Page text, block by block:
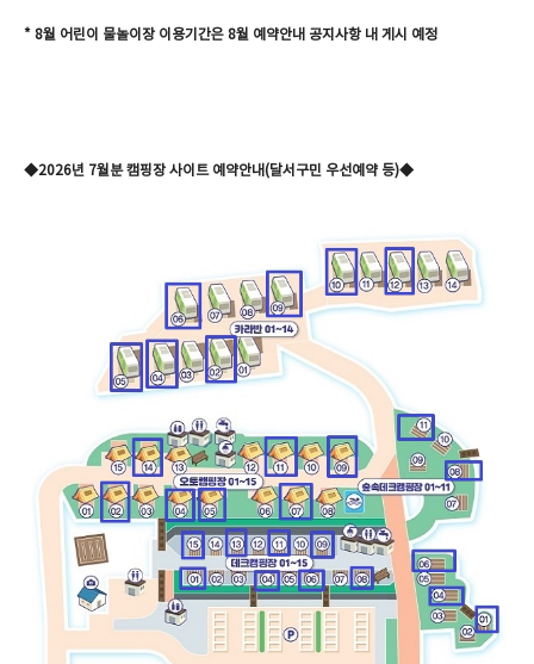
* 8월 어린이 물놀이장 이용기간은 8월 예약안내 공지사항 내 게시 예정
◆2026년 7월분 캠핑장 사이트 예약안내(달서구민 우선예약 등)◆